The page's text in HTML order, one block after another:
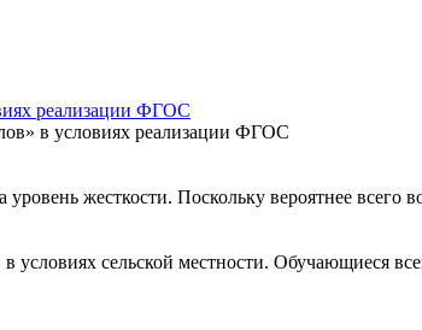
реализации ФГОС
в условиях реализации ФГОС
жесткости. Поскольку вероятнее всего
сельской местности. Обучающиеся